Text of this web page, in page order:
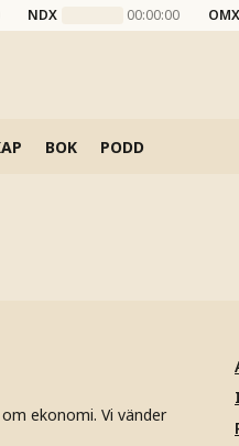
NDX 00:00:00
BOK PODD
ekonomi. Vi vänder